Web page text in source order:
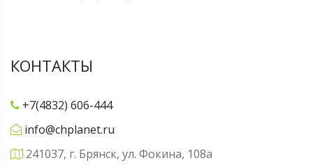
КОНТАКТЫ
+7(4832) 606-444
info@chplanet.ru
241037, г. Брянск, ул. Фокина, 108а